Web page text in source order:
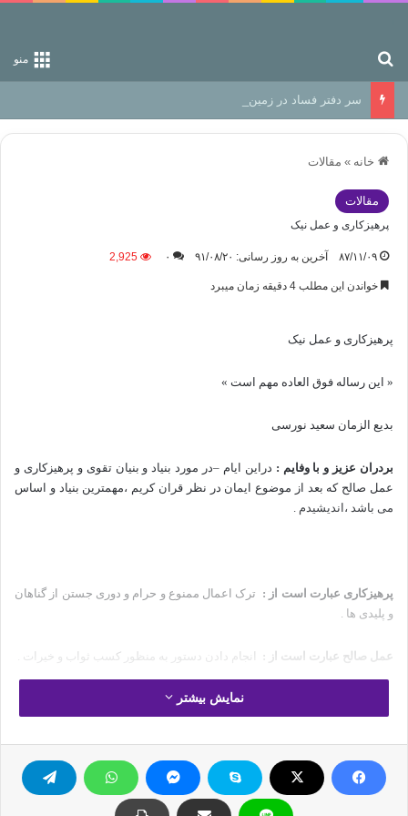
منو
سر دفتر فساد در زمین‌، دوری وکناره‌گیری از راه خداست‌!
خانه » مقالات
مقالات
پرهیزکاری و عمل نیک
۸۷/۱۱/۰۹ آخرین به روز رسانی: ۹۱/۰۸/۲۰ ۰ 2,925
خواندن این مطلب 4 دقیقه زمان میبرد
پرهیزکاری و عمل نیک
« این رساله فوق العاده مهم است »
بدیع الزمان سعید نورسی
بردران عزیز و با وفایم : دراین ایام –در مورد بنیاد و بنیان تقوی و پرهیزکاری و
عمل صالح که بعد از موضوع ایمان در نظر قران کریم ،مهمترین بنیاد و اساس
می باشد ،اندیشیدم .
پرهیزکاری عبارت است از : ترک اعمال ممنوع و حرام و دوری جستن از گناهان
و پلیدی ها .
عمل صالح عبارت است از : انجام دادن دستور به منظور کسب ثواب و خیرات .
دراین زمان که دوران ریشه کن شدن و نابودی مبانی اخلاق و روح است ،و
دوران تحریک شهوات و ورش نفس اماره است .دوران لجام گسیختگی شهوات
است .در این اوقات پرهیز کاری اساس و بنیانی بسیار مهم ،بلکه حتی سنگ
زیر
حساب می آید ،و اهمیت و برتری زیادی به خود اختصاص داده است ،چون
نمایش بیشتر